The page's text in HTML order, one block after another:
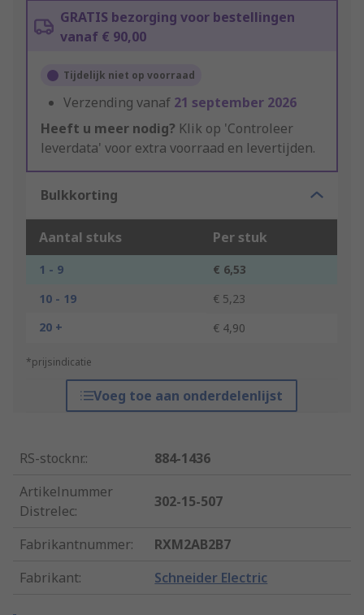
GRATIS bezorging voor bestellingen
vanaf € 90,00
Tijdelijk niet op voorraad
Verzending vanaf 21 september 2026
Heeft u meer nodig? Klik op 'Controleer
leverdata' voor extra voorraad en levertijden.
Bulkkorting
Aantal stuks Per stuk
1 - 9
€ 6,53
10 - 19
€ 5,23
20 +
€ 4,90
*prijsindicatie
Voeg toe aan onderdelenlijst
RS-stocknr.:
884-1436
Artikelnummer
Distrelec:
302-15-507
Fabrikantnummer:
RXM2AB2B7
Fabrikant: Schneider Electric